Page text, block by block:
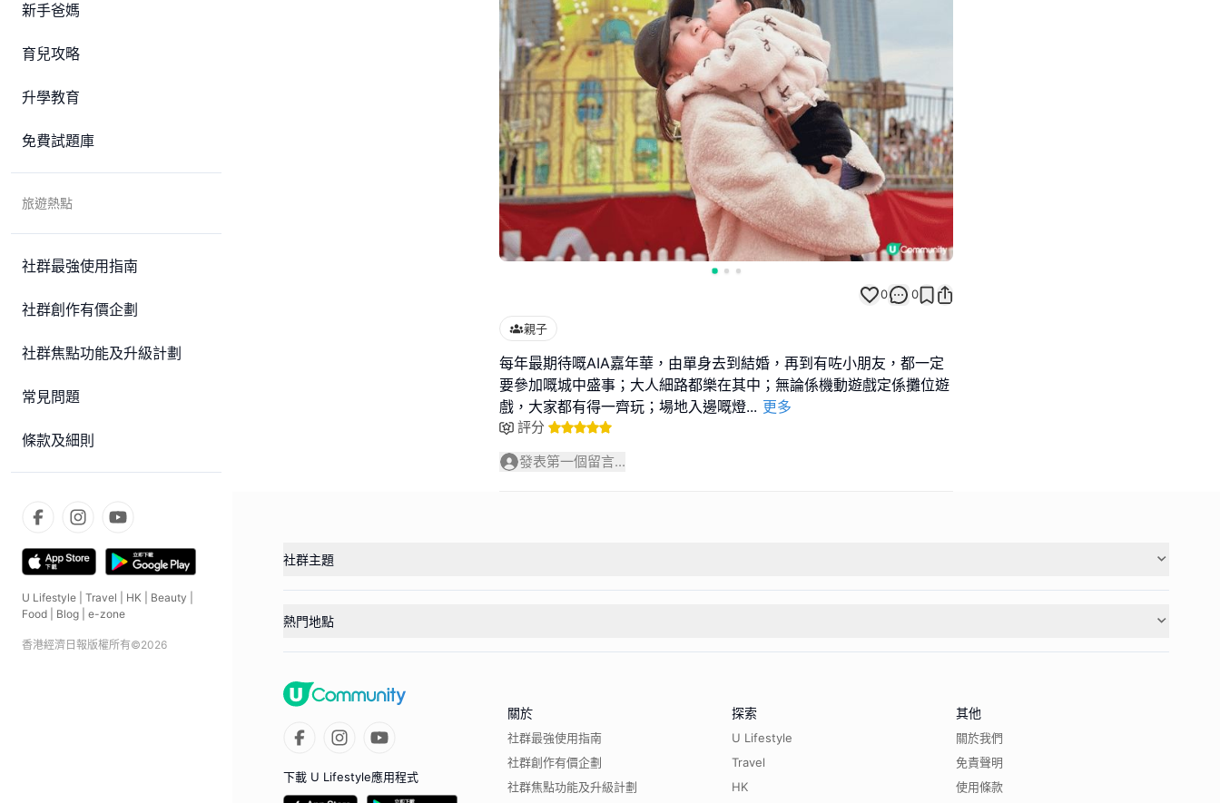
新手爸媽
育兒攻略
升學教育
免費試題庫
旅遊熱點
社群最強使用指南
社群創作有價企劃
社群焦點功能及升級計劃
常見問題
條款及細則
U Lifestyle Travel HK Beauty
Food
Blog e-zone
香港經濟日報版權所有©2026
0 0
親子
每年最期待嘅AIA嘉年華，由單身去到結婚，再到有咗小朋友，都一定
要參加嘅城中盛事；大人細路都樂在其中；無論係機動遊戲定係攤位遊
戲，大家都有得一齊玩；場地入邊嘅燈... 更多
評分
發表第一個留言...
社群主題
熱門地點
下載 U Lifestyle應用程式
關於
社群最強使用指南
社群創作有價企劃
社群焦點功能及升級計劃
探索
U Lifestyle
Travel
HK
其他
關於我們
免責聲明
使用條款